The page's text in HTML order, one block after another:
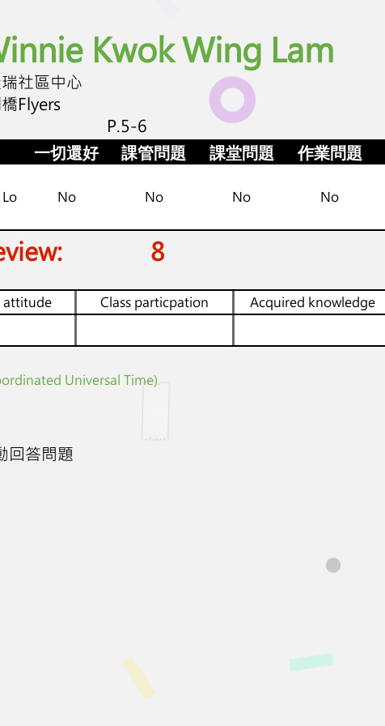
Kwok Wing Lam
社區中心
Flyers
P.5-6
一切還好 課管問題 課堂問題 作業問題
No No No No
8
attitude Class particpation Acquired knowledge
Universal Time)
回答問題